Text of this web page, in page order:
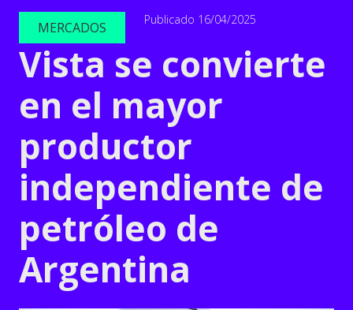
MERCADOS Publicado 16/04/2025
Vista se convierte
en el mayor
productor
independiente de
petróleo de
Argentina